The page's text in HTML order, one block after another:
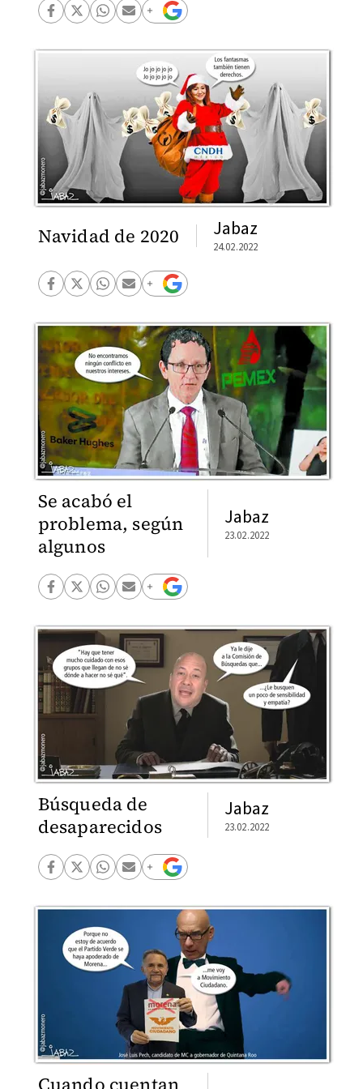
Navidad de 2020 Jabaz
24.02.2022
Se acabó el
problema, según
algunos
Jabaz
23.02.2022
Búsqueda de
desaparecidos
Jabaz
23.02.2022
Cuando cuentan